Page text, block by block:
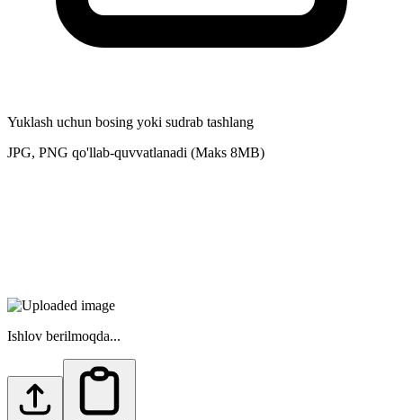
Yuklash uchun bosing yoki sudrab tashlang
JPG, PNG qo'llab-quvvatlanadi (Maks 8MB)
Ishlov berilmoqda...